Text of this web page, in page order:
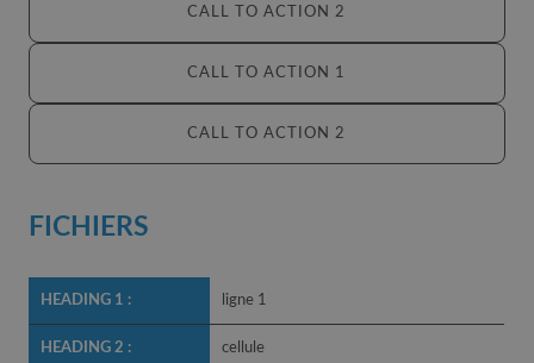
CALL TO ACTION 2
CALL TO ACTION 1
CALL TO ACTION 2
FICHIERS
ligne 1
cellule